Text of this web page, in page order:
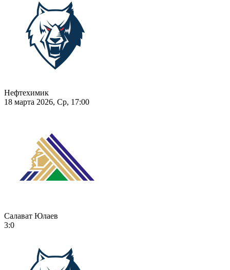
Нефтехимик
18 марта 2026, Ср, 17:00
Салават Юлаев
3:0